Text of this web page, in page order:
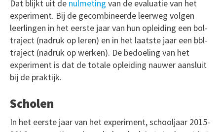
Dat blijkt uit de nulmeting van de evaluatie van het
experiment. Bij de gecombineerde leerweg volgen
leerlingen in het eerste jaar van hun opleiding een bol-
traject (nadruk op leren) en in het laatste jaar een bbl-
traject (nadruk op werken). De bedoeling van het
experiment is dat de totale opleiding nauwer aansluit
bij de praktijk.
Scholen
In het eerste jaar van het experiment, schooljaar 2015-